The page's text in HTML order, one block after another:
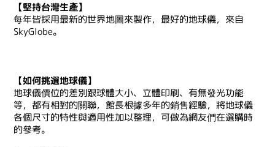
【堅持台灣生產】
每年皆採用最新的世界地圖來製作，最好的地球儀，來自
SkyGlobe。
【如何挑選地球儀】
地球儀價位的差別跟球體大小、立體印刷、有無發光功能
等，都有相對的關聯，館長根據多年的銷售經驗，將地球儀
各個尺寸的特性與適用性加以整理，可做為網友們在選購時
的參考。